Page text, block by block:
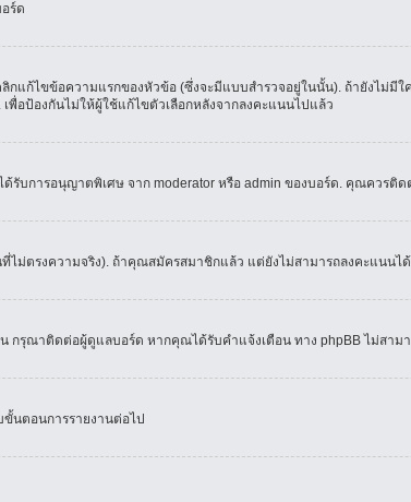
ร์ด
แก้ไขข้อความแรกของหัวข้อ (ซึ่งจะมีแบบสำรวจอยู่ในนั้น). ถ้ายังไม่
พื่อป้องกันไม่ให้ผู้ใช้แก้ไขตัวเลือกหลังจากลงคะแนนไปแล้ว
บการอนุญาตพิเศษ จาก moderator หรือ admin ของบอร์ด. คุณควรติ
ม่ตรงความจริง). ถ้าคุณสมัครสมาชิกแล้ว แต่ยังไม่สามารถลงคะแนน
รุณาติดต่อผู้ดูแลบอร์ด หากคุณได้รับคำแจ้งเตือน ทาง phpBB ไม่สาม
นตอนการรายงานต่อไป